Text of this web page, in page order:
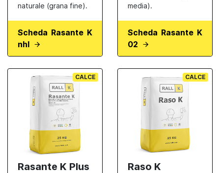
naturale (grana fine).
Scheda Rasante K
nhl
media).
Scheda Rasante K
02
CALCE
Rasante K Plus
CALCE
Raso K